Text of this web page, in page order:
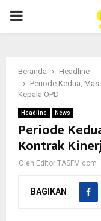
PRIMARY
Beranda
Headline
Periode Kedua,
Kepala OPD
Headline News
Periode
Kontrak
Oleh Editor TASFM.com
BAGIKAN